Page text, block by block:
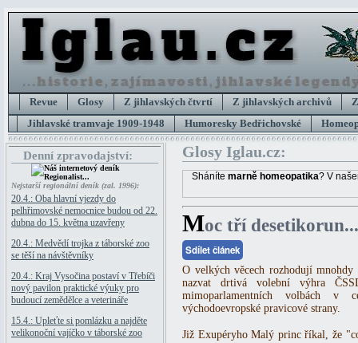
Revue Glosy Z jihlavských čtvrtí Z jihlavských archivů
Jihlavské tramvaje 1909-1948
Humoresky Bedřichovské
Denní zpravodajství:
Nejstarší regionální deník (zal. 1996):
20.4.: Oba hlavní vjezdy do
pelhřimovské nemocnice budou od 22.
dubna do 15. května uzavřeny
20.4.: Medvědí trojka z táborské zoo
se těší na návštěvníky
20.4.: Kraj Vysočina postaví v Třebíči
nový pavilon praktické výuky pro
budoucí zemědělce a veterináře
15.4.: Upleťte si pomlázku a najděte
velikonoční vajíčko v táborské zoo
Glosy Iglau.cz:
Sháníte marně homeopatika? V
Moc tří desetikorun...
Sdílet článek
O velkých věcech rozhodují mnohdy
nazvat drtivá volební výhra
mimoparlamentních volbách v
východoevropské pravicové strany.
Již Exupéryho Malý princ říkal, že